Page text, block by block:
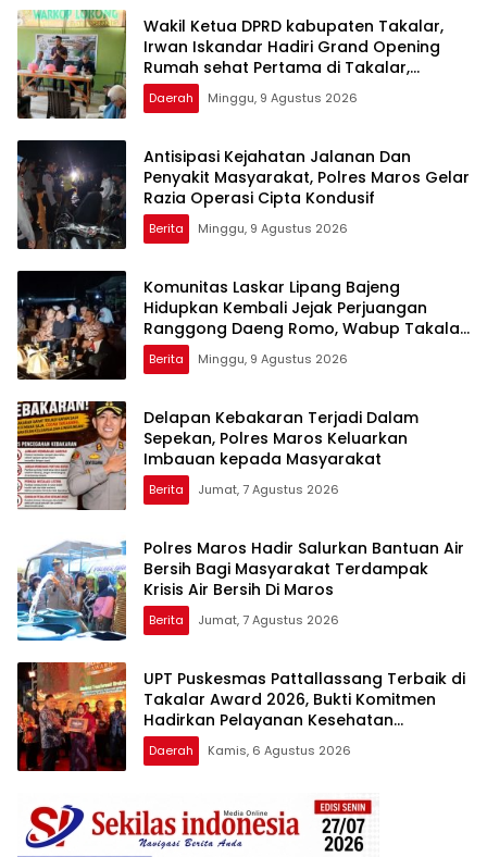
Wakil Ketua DPRD kabupaten Takalar,
Irwan Iskandar Hadiri Grand Opening
Rumah sehat Pertama di Takalar,
Melayani Terapis Gratis untuk Pasien
Dhuafa dan umum.
Daerah Minggu, 9 Agustus 2026
Antisipasi Kejahatan Jalanan Dan
Penyakit Masyarakat, Polres Maros Gelar
Razia Operasi Cipta Kondusif
Berita Minggu, 9 Agustus 2026
Komunitas Laskar Lipang Bajeng
Hidupkan Kembali Jejak Perjuangan
Ranggong Daeng Romo, Wabup Takalar:
Apresiasi Bahwa Sejarah Adalah
Warisan yang Tak Ternilai”.
Berita Minggu, 9 Agustus 2026
Delapan Kebakaran Terjadi Dalam
Sepekan, Polres Maros Keluarkan
Imbauan kepada Masyarakat
Berita Jumat, 7 Agustus 2026
Polres Maros Hadir Salurkan Bantuan Air
Bersih Bagi Masyarakat Terdampak
Krisis Air Bersih Di Maros
Berita Jumat, 7 Agustus 2026
UPT Puskesmas Pattallassang Terbaik di
Takalar Award 2026, Bukti Komitmen
Hadirkan Pelayanan Kesehatan
Berkualitas
Daerah Kamis, 6 Agustus 2026